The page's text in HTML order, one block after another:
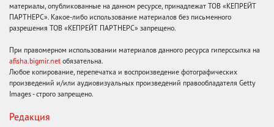
материалы, опубликованные на данном ресурсе, принадлежат ТОВ «КЕПРЕЙТ
ПАРТНЕРС». Какое-либо использование материалов без письменного
разрешения ТОВ «КЕПРЕЙТ ПАРТНЕРС» запрещено.
При правомерном использовании материалов данного ресурса гиперссылка на
afisha.bigmir.net обязательна.
Любое копирование, перепечатка и воспроизведение фотографических
произведений и/или аудиовизуальных произведений правообладателя Getty
Images - строго запрещено.
Редакция